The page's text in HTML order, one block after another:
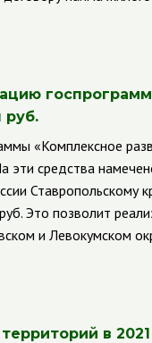
руб.
«Комплексное
эти средства
Ставропольскому
Это позволит
и Левокумском
в